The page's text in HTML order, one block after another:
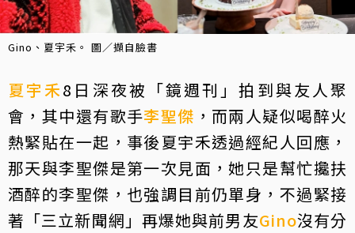
Gino、夏宇禾。 圖／擷自臉書
夏宇禾8日深夜被「鏡週刊」拍到與友人聚
會，其中還有歌手李聖傑 ，而兩人疑似喝醉火
熱緊貼在一起，事後夏宇禾透過經紀人回應，
那天與李聖傑是第一次見面，她只是幫忙攙扶
酒醉的李聖傑，也強調目前仍單身，不過緊接
著「三立新聞網」再爆她與前男友Gino沒有分